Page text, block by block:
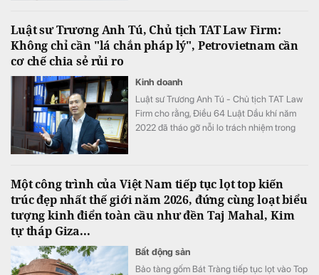
Luật sư Trương Anh Tú, Chủ tịch TAT Law Firm:
Không chỉ cần "lá chắn pháp lý", Petrovietnam cần
cơ chế chia sẻ rủi ro
Kinh doanh
Luật sư Trương Anh Tú - Chủ tịch TAT Law
Firm cho rằng, Điều 64 Luật Dầu khí năm
2022 đã tháo gỡ nỗi lo trách nhiệm trong
gia tăng trữ lượng, điều cần thiết không chỉ
là "lá chắn pháp lý" mà còn là cơ chế chia
sẻ rủi ro.
Một công trình của Việt Nam tiếp tục lọt top kiến
trúc đẹp nhất thế giới năm 2026, đứng cùng loạt biểu
tượng kinh điển toàn cầu như đền Taj Mahal, Kim
tự tháp Giza...
Bất động sản
Bảo tàng gốm Bát Tràng tiếp tục lọt vào Top